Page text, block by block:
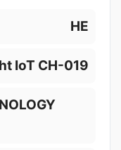
HE
IoT CH-019